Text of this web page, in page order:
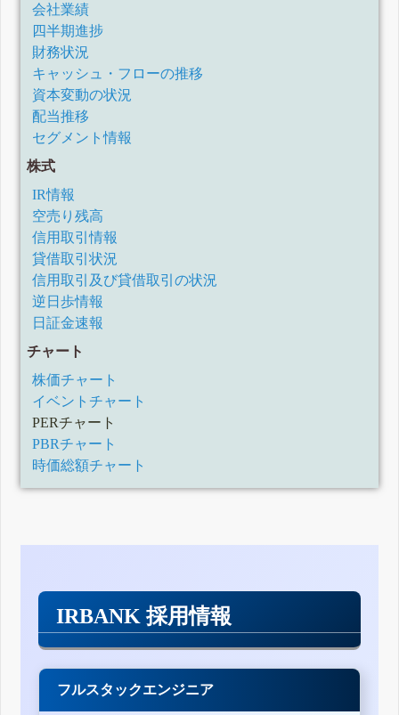
会社業績
四半期進捗
財務状況
キャッシュ・フローの推移
資本変動の状況
配当推移
セグメント情報
株式
IR情報
空売り残高
信用取引情報
貸借取引状況
信用取引及び貸借取引の状況
逆日歩情報
日証金速報
チャート
株価チャート
イベントチャート
PERチャート
PBRチャート
時価総額チャート
IRBANK 採用情報
フルスタックエンジニア